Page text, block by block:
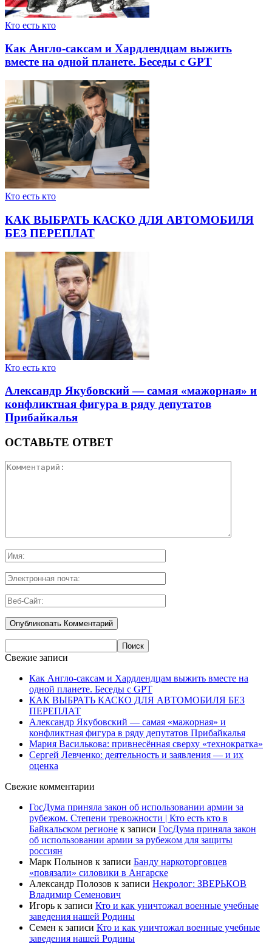
Кто есть кто
Как Англо-саксам и Хардлендцам выжить
вместе на одной планете. Беседы с GPT
Кто есть кто
КАК ВЫБРАТЬ КАСКО ДЛЯ АВТОМОБИЛЯ
БЕЗ ПЕРЕПЛАТ
Кто есть кто
Александр Якубовский — самая «мажорная» и
конфликтная фигура в ряду депутатов
Прибайкалья
ОСТАВЬТЕ ОТВЕТ
Свежие записи
Как Англо-саксам и Хардлендцам выжить вместе на
одной планете. Беседы с GPT
КАК ВЫБРАТЬ КАСКО ДЛЯ АВТОМОБИЛЯ БЕЗ
ПЕРЕПЛАТ
Александр Якубовский — самая «мажорная» и
конфликтная фигура в ряду депутатов Прибайкалья
Мария Василькова: привнесённая сверху «технократка»
Сергей Левченко: деятельность и заявления — и их
оценка
Свежие комментарии
ГосДума приняла закон об использовании армии за
рубежом. Степени тревожности | Кто есть кто в
Байкальском регионе к записи ГосДума приняла закон
об использовании армии за рубежом для защиты
россиян
Марк Полынов к записи Банду наркоторговцев
«повязали» силовики в Ангарске
Александр Полозов к записи Некролог: ЗВЕРЬКОВ
Владимир Семенович
Игорь к записи Кто и как уничтожал военные учебные
заведения нашей Родины
Семен к записи Кто и как уничтожал военные учебные
заведения нашей Родины